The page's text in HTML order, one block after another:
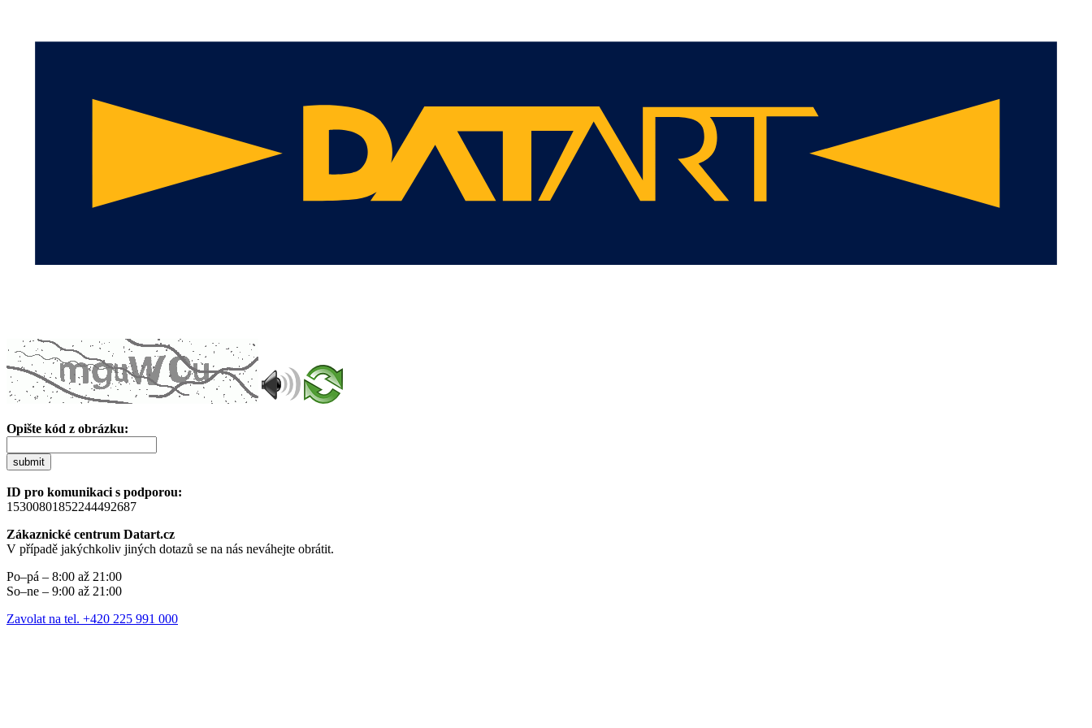
Opište kód z obrázku:
submit
ID pro komunikaci s podporou:
15300801852244492687
Zákaznické centrum Datart.cz
V případě jakýchkoliv jiných dotazů se na nás neváhejte obrátit.
Po–pá – 8:00 až 21:00
So–ne – 9:00 až 21:00
Zavolat na tel. +420 225 991 000